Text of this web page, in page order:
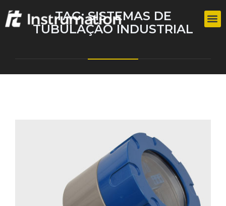
TAG:SISTEMAS DE
TUBULAÇÃO INDUSTRIAL